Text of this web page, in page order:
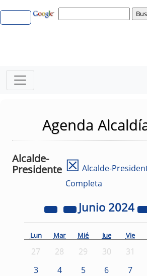
Agenda
Alcalde-
Presidente ☒ Alcalde-
Completa
Junio 2024
Lun Mar Mié Jue Vie
27 28 29 30 31
3
4 5 6 7